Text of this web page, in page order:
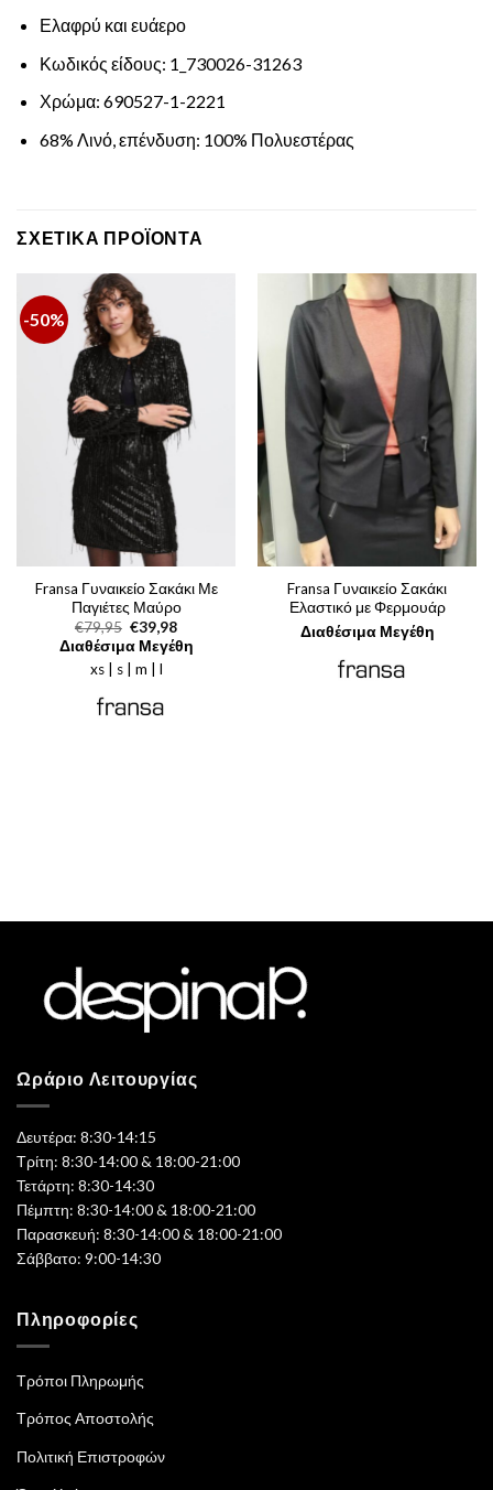
Ελαφρύ και ευάερο
Κωδικός είδους: 1_730026-31263
Χρώμα: 690527-1-2221
68% Λινό, επένδυση: 100% Πολυεστέρας
ΣΧΕΤΙΚΆ ΠΡΟΪΌΝΤΑ
-50%
Fransa Γυναικείο Σακάκι Με
Παγιέτες Μαύρο
€79,95 Original
price
was:
€79,95.
€39,98Η
τρέχουσα
τιμή
Διαθέσιμα Μεγέθη
xs | s | m | l
Fransa Γυναικείο Σακάκι
Ελαστικό με Φερμουάρ
Διαθέσιμα Μεγέθη
Ωράριο Λειτουργίας
Δευτέρα: 8:30-14:15
Τρίτη: 8:30-14:00 & 18:00-21:00
Τετάρτη: 8:30-14:30
Πέμπτη: 8:30-14:00 & 18:00-21:00
Παρασκευή: 8:30-14:00 & 18:00-21:00
Σάββατο: 9:00-14:30
Πληροφορίες
Τρόποι Πληρωμής
Τρόπος Αποστολής
Πολιτική Επιστροφών